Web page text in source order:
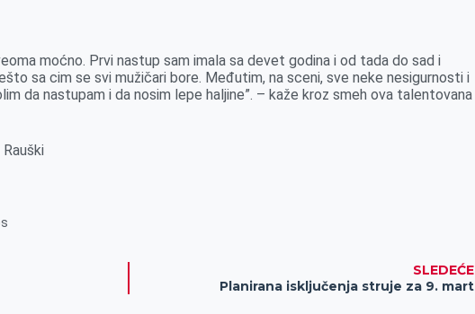
moćno. Prvi nastup sam imala sa devet godina i od tada do sad i
sa cim se svi mužičari bore. Međutim, na sceni, sve neke nesigurnosti i
da nastupam i da nosim lepe haljine”. – kaže kroz smeh ova talentovana
SLEDEĆE
Planirana isključenja struje za 9. mart